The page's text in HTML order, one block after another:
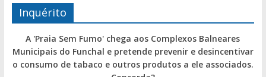
Inquérito
A 'Praia Sem Fumo' chega aos Complexos Balneares
Municipais do Funchal e pretende prevenir e desincentivar
o consumo de tabaco e outros produtos a ele associados.